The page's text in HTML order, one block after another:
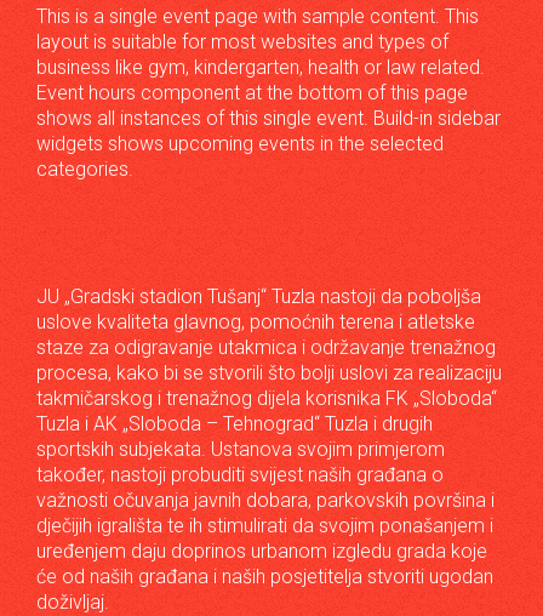
This is a single event page with sample content. This
layout is suitable for most websites and types of
business like gym, kindergarten, health or law related.
Event hours component at the bottom of this page
shows all instances of this single event. Build-in sidebar
widgets shows upcoming events in the selected
categories.
JU „Gradski stadion Tušanj“ Tuzla nastoji da poboljša
uslove kvaliteta glavnog, pomoćnih terena i atletske
staze za odigravanje utakmica i održavanje trenažnog
procesa, kako bi se stvorili što bolji uslovi za realizaciju
takmičarskog i trenažnog dijela korisnika FK „Sloboda“
Tuzla i AK „Sloboda – Tehnograd“ Tuzla i drugih
sportskih subjekata. Ustanova svojim primjerom
također, nastoji probuditi svijest naših građana o
važnosti očuvanja javnih dobara, parkovskih površina i
dječijih igrališta te ih stimulirati da svojim ponašanjem i
uređenjem daju doprinos urbanom izgledu grada koje
će od naših građana i naših posjetitelja stvoriti ugodan
doživljaj.